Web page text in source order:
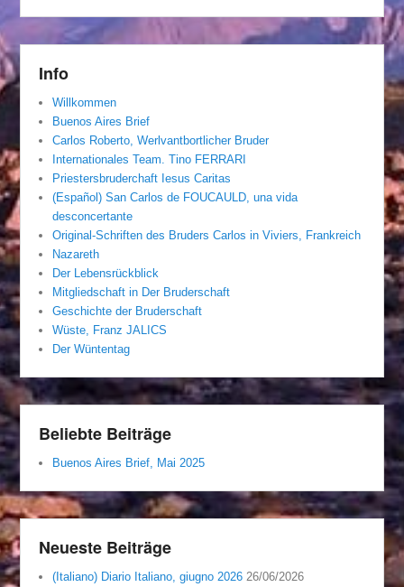
Info
Willkommen
Buenos Aires Brief
Carlos Roberto, Werlvantbortlicher Bruder
Internationales Team. Tino FERRARI
Priestersbruderchaft Iesus Caritas
(Español) San Carlos de FOUCAULD, una vida
desconcertante
Original-Schriften des Bruders Carlos in Viviers, Frankreich
Nazareth
Der Lebensrückblick
Mitgliedschaft in Der Bruderschaft
Geschichte der Bruderschaft
Wüste, Franz JALICS
Der Wüntentag
Beliebte Beiträge
Buenos Aires Brief, Mai 2025
Neueste Beiträge
(Italiano) Diario Italiano, giugno 2026 26/06/2026